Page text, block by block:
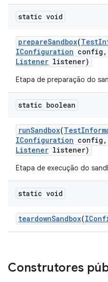
static void
prepareSandbox(Test
IConfiguration config ,
Listener listener)
Etapa de preparação do
static boolean
runSandbox(Test
IConfiguration config ,
Listener listener)
Etapa de execução do
static void
teardownSandbox(
Construtores